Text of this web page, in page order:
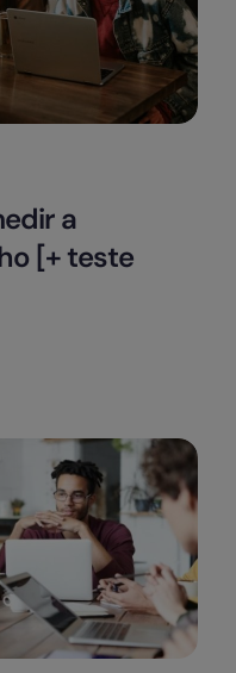
a
[+ teste